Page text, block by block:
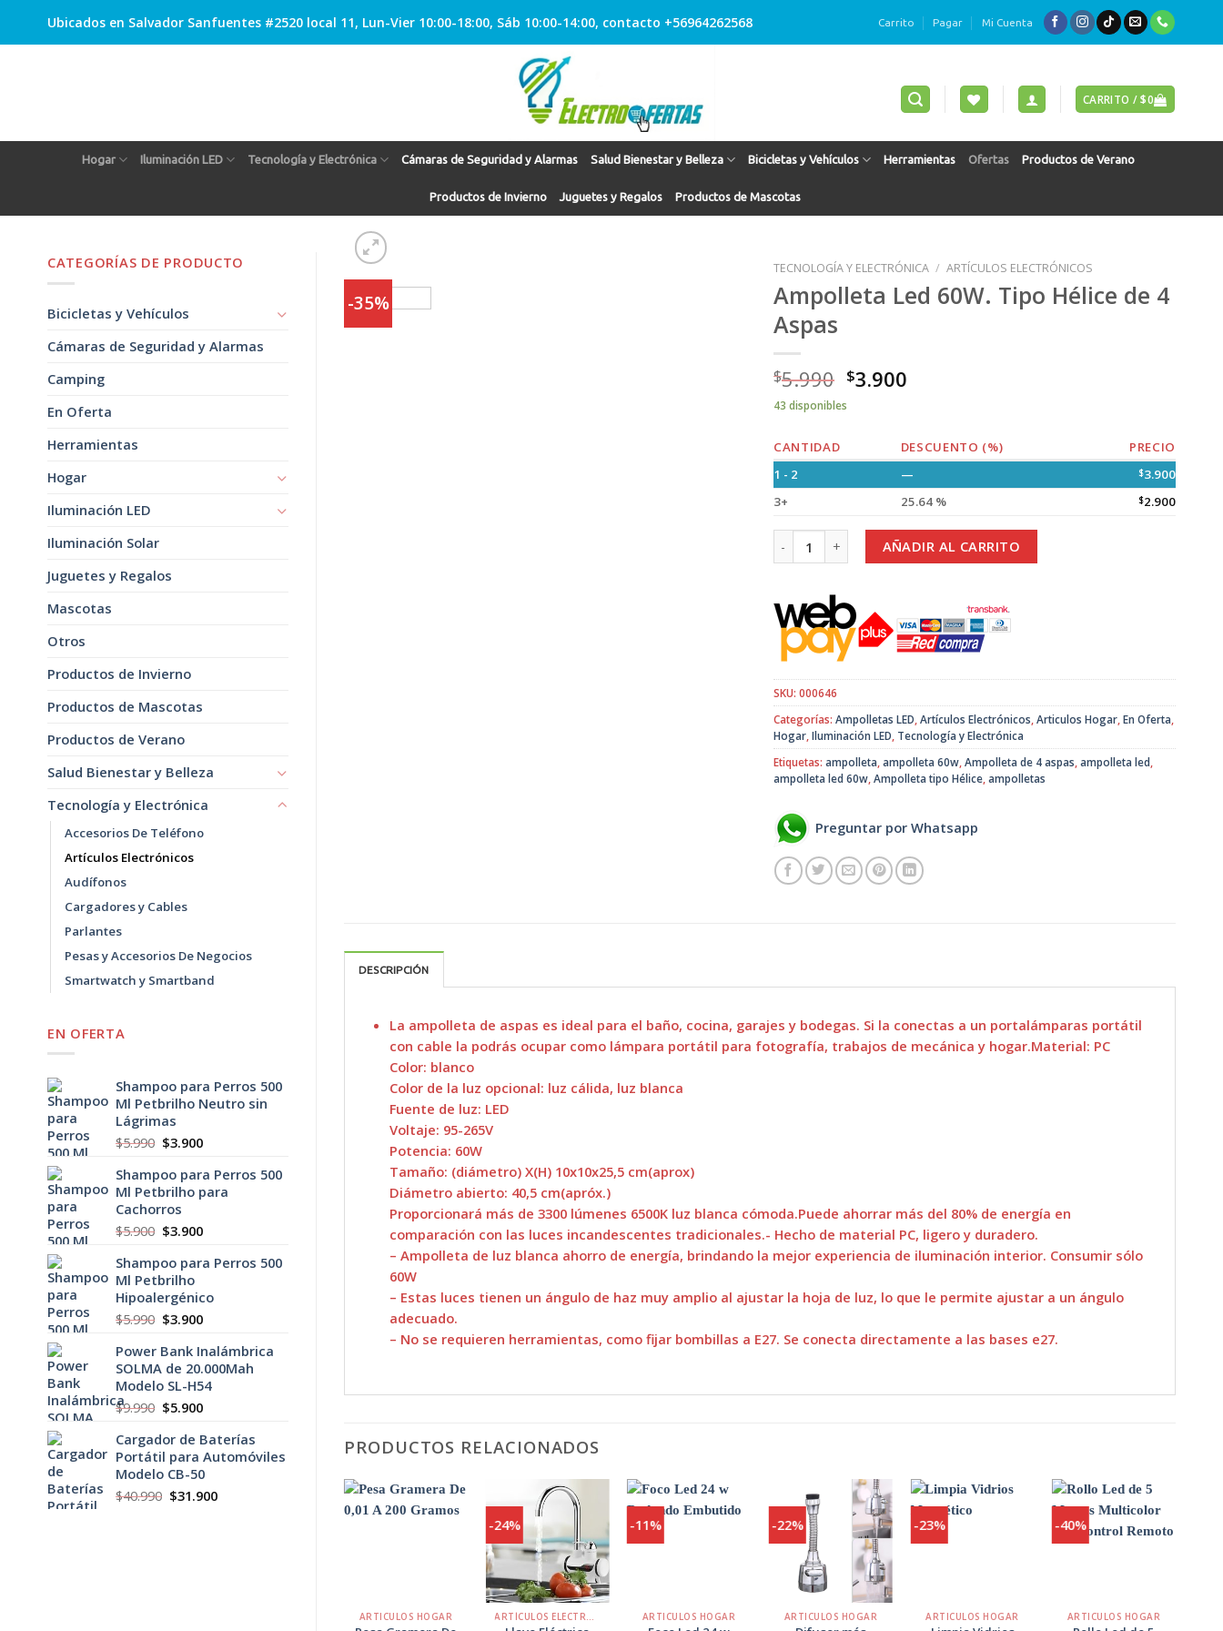
Ubicados en Salvador Sanfuentes #2520 local 11, Lun-Vier 10:00-18:00, Sáb 10:00-14:00, contacto +56964262568 Carrito Pagar Mi Cuenta
CARRITO /$0
Hogar Iluminación LED Tecnología y Electrónica Cámaras de Seguridad y Alarmas Salud Bienestar y Belleza Bicicletas y Vehículos Herramientas Ofertas Productos de Verano
Productos de Invierno Juguetes y Regalos Productos de Mascotas
CATEGORÍAS DE PRODUCTO
Bicicletas y Vehículos
Cámaras de Seguridad y Alarmas
Camping
En Oferta
Herramientas
Hogar
Iluminación LED
Iluminación Solar
Juguetes y Regalos
Mascotas
Otros
Productos de Invierno
Productos de Mascotas
Productos de Verano
Salud Bienestar y Belleza
Tecnología y Electrónica
Accesorios De Teléfono
Artículos Electrónicos
Audífonos
Cargadores y Cables
Parlantes
Pesas y Accesorios De Negocios
Smartwatch y Smartband
EN OFERTA
Shampoo para Perros 500
Ml Petbrilho Neutro sin
Lágrimas
$5.990 El
original
era:
$5.990.
$3.900El
actual
es:
Shampoo para Perros 500
Ml Petbrilho para
Cachorros
$5.900 El
original
era:
$5.900.
$3.900El
actual
$3.900.
Shampoo para Perros 500
Ml Petbrilho
Hipoalergénico
$5.990 El
original
era:
$5.990.
$3.900El
actual
es:
$3.900.
Power Bank Inalámbrica
SOLMA de 20.000Mah
Modelo SL-H54
$9.990 El
original
era:
$9.990.
$5.900El
actual
es:
$5.900.
Cargador de Baterías
Portátil para Automóviles
Modelo CB-50
$40.990 El
$31.900El
-35%
TECNOLOGÍA Y ELECTRÓNICA / ARTÍCULOS ELECTRÓNICOS
Ampolleta Led 60W. Tipo Hélice de 4
Aspas
$5.990 $3.900
43 disponibles
CANTIDAD DESCUENTO (%)
PRECIO
1 - 2
— $3.900
3+
25.64 % $2.900
Ampolleta Led 60W. Tipo Hélice de 4 Aspas cantidad
AÑADIR AL CARRITO
SKU: 000646
Categorías: Ampolletas LED,Artículos Electrónicos,Articulos Hogar,En Oferta,
Hogar,Iluminación LED, Tecnología y Electrónica
Etiquetas: ampolleta,ampolleta 60w,Ampolleta de 4 aspas,ampolleta led,
ampolleta led 60w,Ampolleta tipo Hélice,ampolletas
Preguntar por Whatsapp
DESCRIPCIÓN
La ampolleta de aspas es ideal para el baño, cocina, garajes y bodegas. Si la conectas a un portalámparas portátil
con cable la podrás ocupar como lámpara portátil para fotografía, trabajos de mecánica y hogar.Material: PC
Color: blanco
Color de la luz opcional: luz cálida, luz blanca
Fuente de luz: LED
Voltaje: 95-265V
Potencia: 60W
Tamaño: (diámetro) X(H) 10x10x25,5 cm(aprox)
Diámetro abierto: 40,5 cm(apróx.)
Proporcionará más de 3300 lúmenes 6500K luz blanca cómoda.Puede ahorrar más del 80% de energía en
comparación con las luces incandescentes tradicionales.- Hecho de material PC, ligero y duradero.
– Ampolleta de luz blanca ahorro de energía, brindando la mejor experiencia de iluminación interior. Consumir sólo
60W
– Estas luces tienen un ángulo de haz muy amplio al ajustar la hoja de luz, lo que le permite ajustar a un ángulo
adecuado.
– No se requieren herramientas, como fijar bombillas a E27. Se conecta directamente a las bases e27.
PRODUCTOS RELACIONADOS
ARTICULOS HOGAR
-24%
Agregar
a
Favoritos
+
ARTÍCULOS ELECTRÓNICOS
-11%
ARTICULOS HOGAR
-22%
Agregar
a
Favoritos
ARTICULOS HOGAR
-23%
ARTICULOS HOGAR
-40%
ARTICULOS HOGAR